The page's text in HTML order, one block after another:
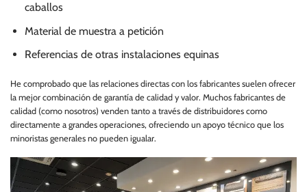
caballos
Material de muestra a petición
Referencias de otras instalaciones equinas
He comprobado que las relaciones directas con los fabricantes suelen ofrecer
la mejor combinación de garantía de calidad y valor. Muchos fabricantes de
calidad (como nosotros) venden tanto a través de distribuidores como
directamente a grandes operaciones, ofreciendo un apoyo técnico que los
minoristas generales no pueden igualar.